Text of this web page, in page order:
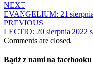
NEXT
EVANGELIUM: 21
PREVIOUS
LECTIO: 20 sierpnia 2022
Comments are closed.
Bądź z nami na facebooku